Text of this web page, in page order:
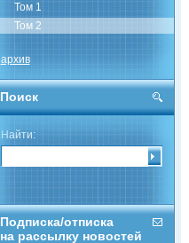
Том 1
Том 2
архив
Поиск
Найти:
Подписка/отписка
на рассылку новостей